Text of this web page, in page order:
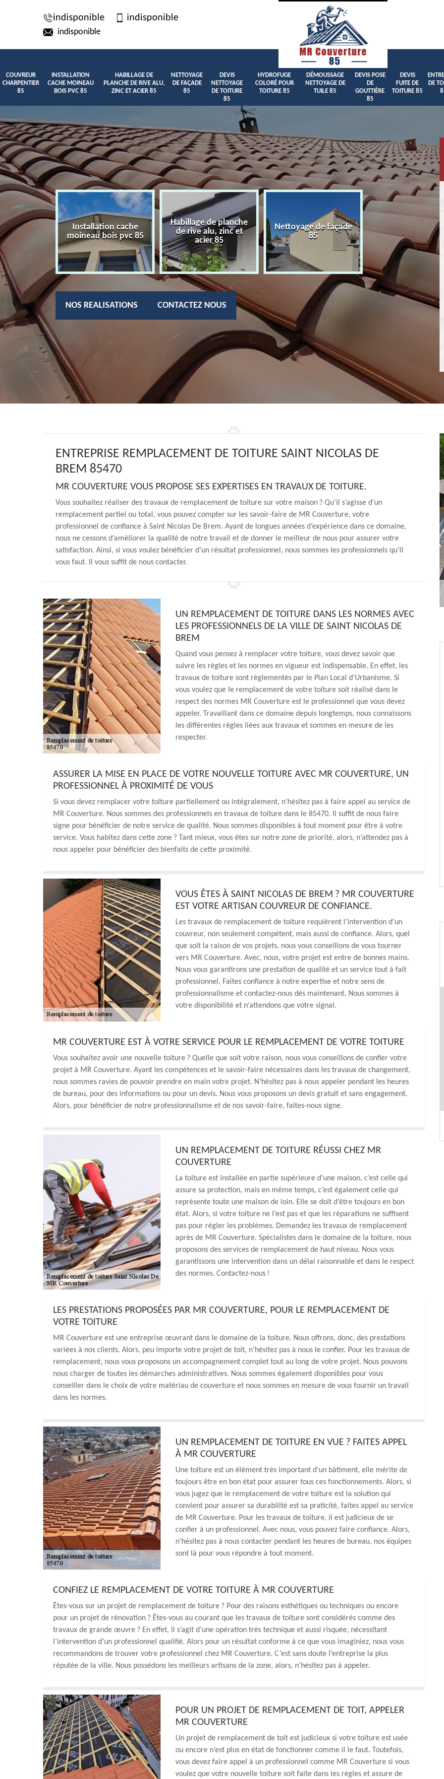
indisponible indisponible
indisponible
COUVREUR
CHARPENTIER
85
INSTALLATION
CACHE MOINEAU
BOIS PVC 85
HABILLAGE DE
PLANCHE DE RIVE ALU,
ZINC ET ACIER 85
NETTOYAGE
DE FAÇADE
85
DEVIS
NETTOYAGE
DE TOITURE
85
HYDROFUGE
COLORÉ POUR
TOITURE 85
DÉMOUSSAGE
NETTOYAGE DE
TUILE 85
DEVIS POSE
DE
GOUTTIÈRE
85
DEVIS
FUITE DE
TOITURE 85
DE
Installation cache
moineau bois pvc 85
Habillage de planche
de rive alu, zinc et
acier 85
Nettoyage de façade
85
Devis nettoyage
toiture 85
NOS REALISATIONS CONTACTEZ NOUS
ENTREPRISE REMPLACEMENT DE TOITURE SAINT NICOLAS DE
BREM 85470
MR COUVERTURE VOUS PROPOSE SES EXPERTISES EN TRAVAUX DE TOITURE.
Vous souhaitez réaliser des travaux de remplacement de toiture sur votre maison ? Qu’il s’agisse d’un
remplacement partiel ou total, vous pouvez compter sur les savoir-faire de MR Couverture, votre
professionnel de confiance à Saint Nicolas De Brem. Ayant de longues années d’expérience dans ce domaine,
nous ne cessons d’améliorer la qualité de notre travail et de donner le meilleur de nous pour assurer votre
satisfaction. Ainsi, si vous voulez bénéficier d’un résultat professionnel, nous sommes les professionnels qu’il
vous faut. Il vous suffit de nous contacter.
UN REMPLACEMENT DE TOITURE DANS LES NORMES AVEC
LES PROFESSIONNELS DE LA VILLE DE SAINT NICOLAS DE
BREM
Quand vous pensez à remplacer votre toiture, vous devez savoir que
suivre les règles et les normes en vigueur est indispensable. En effet, les
travaux de toiture sont règlementés par le Plan Local d’Urbanisme. Si
vous voulez que le remplacement de votre toiture soit réalisé dans le
respect des normes MR Couverture est le professionnel que vous devez
appeler. Travaillant dans ce domaine depuis longtemps, nous connaissons
les différentes règles liées aux travaux et sommes en mesure de les
respecter.
ASSURER LA MISE EN PLACE DE VOTRE NOUVELLE TOITURE AVEC MR COUVERTURE, UN
PROFESSIONNEL À PROXIMITÉ DE VOUS
Si vous devez remplacer votre toiture partiellement ou intégralement, n’hésitez pas à faire appel au service de
MR Couverture. Nous sommes des professionnels en travaux de toiture dans le 85470. Il suffit de nous faire
signe pour bénéficier de notre service de qualité. Nous sommes disponibles à tout moment pour être à votre
service. Vous habitez dans cette zone ? Tant mieux, vous êtes sur notre zone de priorité, alors, n’attendez pas à
nous appeler pour bénéficier des bienfaits de cette proximité.
VOUS ÊTES À SAINT NICOLAS DE BREM ? MR COUVERTURE
EST VOTRE ARTISAN COUVREUR DE CONFIANCE.
Les travaux de remplacement de toiture requièrent l’intervention d’un
couvreur, non seulement compétent, mais aussi de confiance. Alors, quel
que soit la raison de vos projets, nous vous conseillons de vous tourner
vers MR Couverture. Avec, nous, votre projet est entre de bonnes mains.
Nous vous garantirons une prestation de qualité et un service tout à fait
professionnel. Faites confiance à notre expertise et notre sens de
professionnalisme et contactez-nous dès maintenant. Nous sommes à
votre disponibilité et n’attendons que votre signal.
MR COUVERTURE EST À VOTRE SERVICE POUR LE REMPLACEMENT DE VOTRE TOITURE
Vous souhaitez avoir une nouvelle toiture ? Quelle que soit votre raison, nous vous conseillons de confier votre
projet à MR Couverture. Ayant les compétences et le savoir-faire nécessaires dans les travaux de changement,
nous sommes ravies de pouvoir prendre en main votre projet. N’hésitez pas à nous appeler pendant les heures
de bureau, pour des informations ou pour un devis. Nous vous proposons un devis gratuit et sans engagement.
Alors, pour bénéficier de notre professionnalisme et de nos savoir-faire, faites-nous signe.
UN REMPLACEMENT DE TOITURE RÉUSSI CHEZ MR
COUVERTURE
La toiture est installée en partie supérieure d’une maison, c’est celle qui
assure sa protection, mais en même temps, c’est également celle qui
représente toute une maison de loin. Elle se doit d’être toujours en bon
état. Alors, si votre toiture ne l’est pas et que les réparations ne suffisent
pas pour régler les problèmes. Demandez les travaux de remplacement
après de MR Couverture. Spécialistes dans le domaine de la toiture, nous
proposons des services de remplacement de haut niveau. Nous vous
garantissons une intervention dans un délai raisonnable et dans le respect
des normes. Contactez-nous !
LES PRESTATIONS PROPOSÉES PAR MR COUVERTURE, POUR LE REMPLACEMENT DE
VOTRE TOITURE
MR Couverture est une entreprise œuvrant dans le domaine de la toiture. Nous offrons, donc, des prestations
variées à nos clients. Alors, peu importe votre projet de toit, n’hésitez pas à nous le confier. Pour les travaux de
remplacement, nous vous proposons un accompagnement complet tout au long de votre projet. Nous pouvons
nous charger de toutes les démarches administratives. Nous sommes également disponibles pour vous
conseiller dans le choix de votre matériau de couverture et nous sommes en mesure de vous fournir un travail
dans les normes.
UN REMPLACEMENT DE TOITURE EN VUE ? FAITES APPEL
À MR COUVERTURE
Une toiture est un élément très important d’un bâtiment, elle mérite de
toujours être en bon état pour assurer tous ces fonctionnements. Alors, si
vous jugez que le remplacement de votre toiture est la solution qui
convient pour assurer sa durabilité est sa praticité, faites appel au service
de MR Couverture. Pour les travaux de toiture, il est judicieux de se
confier à un professionnel. Avec nous, vous pouvez faire confiance. Alors,
n’hésitez pas à nous contacter pendant les heures de bureau, nos équipes
sont là pour vous répondre à tout moment.
CONFIEZ LE REMPLACEMENT DE VOTRE TOITURE À MR COUVERTURE
Êtes-vous sur un projet de remplacement de toiture ? Pour des raisons esthétiques ou techniques ou encore
pour un projet de rénovation ? Êtes-vous au courant que les travaux de toiture sont considérés comme des
travaux de grande œuvre ? En effet, il s’agit d’une opération très technique et aussi risquée, nécessitant
l’intervention d’un professionnel qualifié. Alors pour un résultat conforme à ce que vous imaginiez, nous vous
recommandons de trouver votre professionnel chez MR Couverture. C’est sans doute l’entreprise la plus
réputée de la ville. Nous possédons les meilleurs artisans de la zone, alors, n’hésitez pas à appeler.
POUR UN PROJET DE REMPLACEMENT DE TOIT, APPELER
MR COUVERTURE
Un projet de remplacement de toit est judicieux si votre toiture est usée
ou encore n’est plus en état de fonctionner comme il le faut. Toutefois,
vous devez faire appel à un professionnel comme MR Couverture si vous
voulez que votre nouvelle toiture soit faite dans les règles et assure de